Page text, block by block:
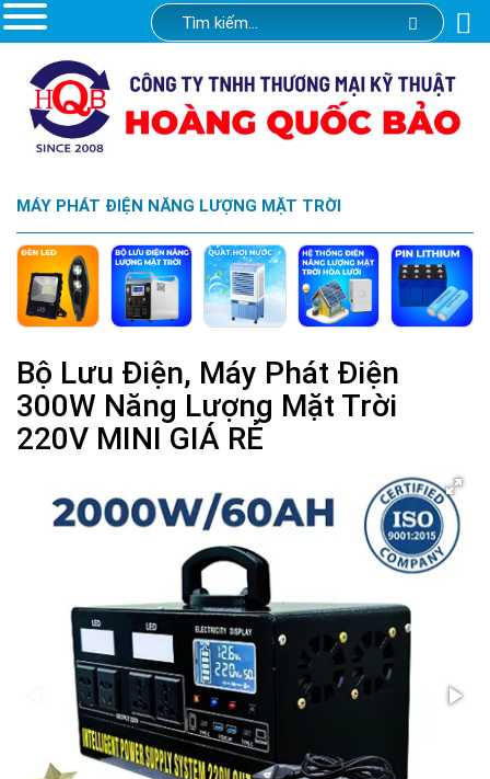
MÁY PHÁT ĐIỆN NĂNG LƯỢNG MẶT TRỜI
Bộ Lưu Điện, Máy Phát Điện
300W Năng Lượng Mặt Trời
220V MINI GIÁ RẺ